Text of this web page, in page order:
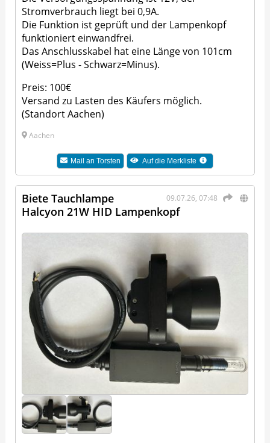
Stromverbrauch liegt bei 0,9A.
Die Funktion ist geprüft und der Lampenkopf
funktioniert einwandfrei.
Das Anschlusskabel hat eine Länge von 101cm
(Weiss=Plus - Schwarz=Minus).
Preis: 100€
Versand zu Lasten des Käufers möglich.
(Standort Aachen)
Aachen
Mail anTorsten Auf die Merkliste
09.07.26, 07:48
Biete Tauchlampe
Halcyon 21W HID Lampenkopf